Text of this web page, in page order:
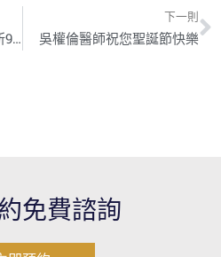
休診公告｜達文西牙醫診所9/30(四)晚診休診
下一則
吳權倫醫師祝您聖誕節快樂
免費諮詢